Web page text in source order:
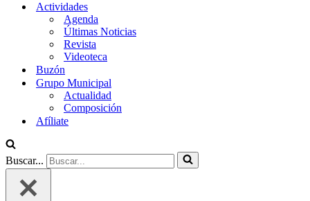
Actividades
Agenda
Últimas Noticias
Revista
Videoteca
Buzón
Grupo Municipal
Actualidad
Composición
Afíliate
Buscar...